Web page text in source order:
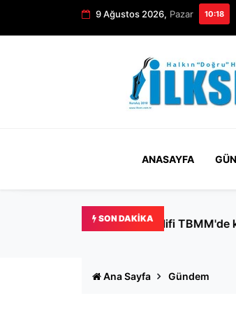
9 Ağustos 2026, Pazar 10:18
ANASAYFA
SON DAKIKA İYİ Parti
Ana Sayfa Gündem